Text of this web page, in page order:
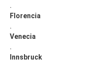
.
Florencia
.
Venecia
.
Innsbruck